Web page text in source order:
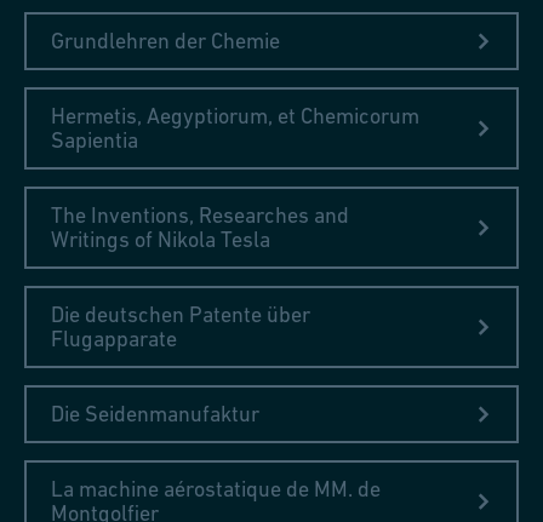
Grundlehren der Chemie
Hermetis, Aegyptiorum, et Chemicorum
Sapientia
The Inventions, Researches and
Writings of Nikola Tesla
Die deutschen Patente über
Flugapparate
Die Seidenmanufaktur
La machine aérostatique de MM. de
Montgolfier